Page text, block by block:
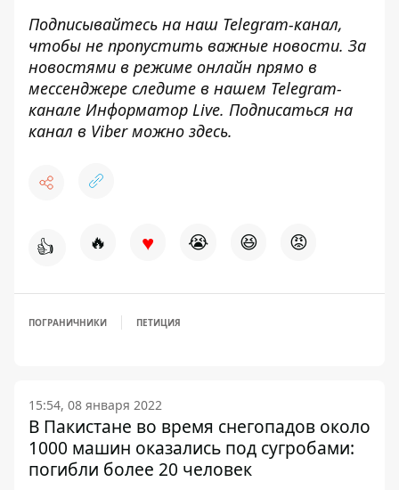
Подписывайтесь на наш Telegram-канал,
чтобы не пропустить важные новости. За
новостями в режиме онлайн прямо в
мессенджере следите в нашем Telegram-
канале Информатор Live. Подписаться на
канал в Viber можно здесь.
👍 🔥 ♥ 😭 😆 😡
ПОГРАНИЧНИКИ ПЕТИЦИЯ
15:54, 08 января 2022
В Пакистане во время снегопадов около
1000 машин оказались под сугробами:
погибли более 20 человек